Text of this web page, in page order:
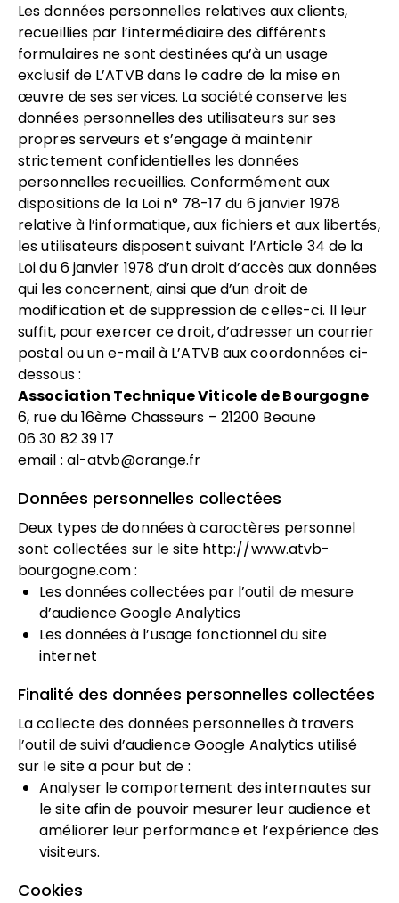
Les données personnelles relatives aux clients,
recueillies par l’intermédiaire des différents
formulaires ne sont destinées qu’à un usage
exclusif de L’ATVB dans le cadre de la mise en
œuvre de ses services. La société conserve les
données personnelles des utilisateurs sur ses
propres serveurs et s’engage à maintenir
strictement confidentielles les données
personnelles recueillies. Conformément aux
dispositions de la Loi n° 78-17 du 6 janvier 1978
relative à l’informatique, aux fichiers et aux libertés,
les utilisateurs disposent suivant l’Article 34 de la
Loi du 6 janvier 1978 d’un droit d’accès aux données
qui les concernent, ainsi que d’un droit de
modification et de suppression de celles-ci. Il leur
suffit, pour exercer ce droit, d’adresser un courrier
postal ou un e-mail à L’ATVB aux coordonnées ci-
dessous :
Association Technique Viticole de Bourgogne
6, rue du 16ème Chasseurs – 21200 Beaune
06 30 82 39 17
email : al-atvb@orange.fr
Données personnelles collectées
Deux types de données à caractères personnel
sont collectées sur le site http://www.atvb-
bourgogne.com:
Les données collectées par l’outil de mesure
d’audience Google Analytics
Les données à l’usage fonctionnel du site
internet
Finalité des données personnelles collectées
La collecte des données personnelles à travers
l’outil de suivi d’audience Google Analytics utilisé
sur le site a pour but de :
Analyser le comportement des internautes sur
le site afin de pouvoir mesurer leur audience et
améliorer leur performance et l’expérience des
visiteurs.
Cookies